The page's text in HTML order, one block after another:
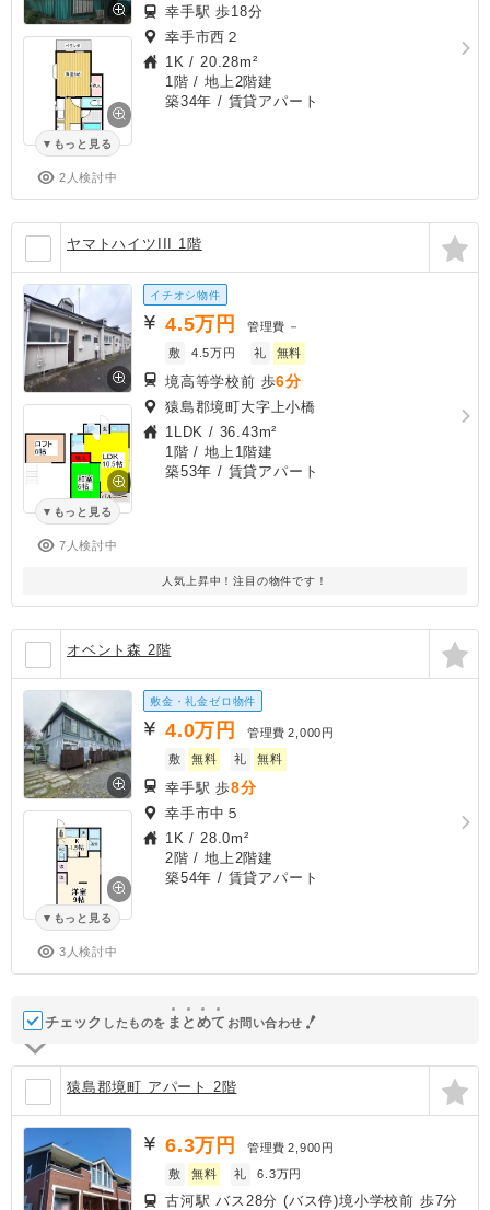
もっと見る
2人検討中
幸手駅 歩18分
幸手市西２
1K / 20.28m²
1階 / 地上2階建
築34年 / 賃貸アパート
ヤマトハイツIII 1階
もっと見る
7人検討中
イチオシ物件
4.5万円 管理費 －
敷
4.5万円 礼 無料
境高等学校前 歩6分
猿島郡境町大字上小橋
1LDK / 36.43m²
1階 / 地上1階建
築53年 / 賃貸アパート
人気上昇中！注目の物件です！
オベント森 2階
もっと見る
3人検討中
敷金・礼金ゼロ物件
4.0万円 管理費 2,000円
敷
無料 礼 無料
幸手駅 歩8分
幸手市中５
1K / 28.0m²
2階 / 地上2階建
築54年 / 賃貸アパート
チェック したものを ま と めて お問い合わせ
猿島郡境町 アパート 2階
6.3万円 管理費 2,900円
敷
無料 礼 6.3万円
古河駅 バス28分 (バス停)境小学校前 歩7分